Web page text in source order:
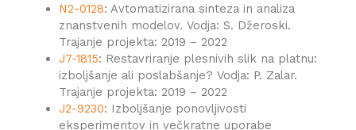
N2-0128: Avtomatizirana sinteza in analiza
znanstvenih modelov. Vodja: S. Džeroski.
Trajanje projekta: 2019 – 2022
J7-1815: Restavriranje plesnivih slik na platnu:
izboljšanje ali poslabšanje? Vodja: P. Zalar.
Trajanje projekta: 2019 – 2022
J2-9230: Izboljšanje ponovljivosti
eksperimentov in večkratne uporabe